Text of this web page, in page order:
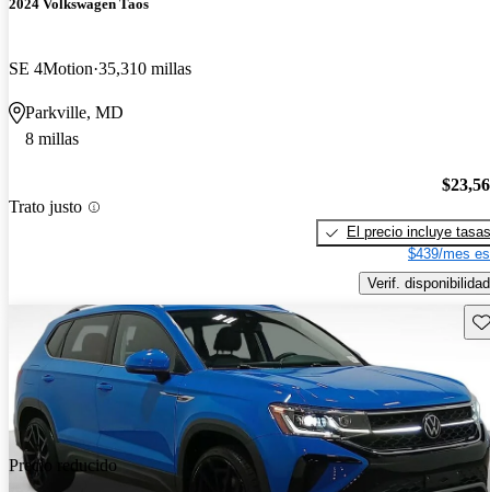
2024 Volkswagen Taos
SE 4Motion 35,310 millas
Parkville, MD
8 millas
Trato justo
El precio incluye tasas
$439/mes
Verif. disponibilidad
Precio reducido